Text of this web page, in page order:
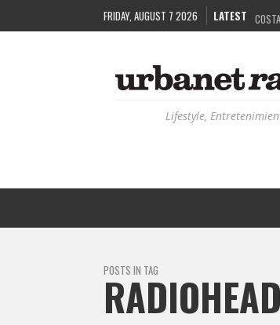
FRIDAY, AUGUST 7 2026 LATEST
Lifestyle,
POSTS IN TAG
RADIOHEAD